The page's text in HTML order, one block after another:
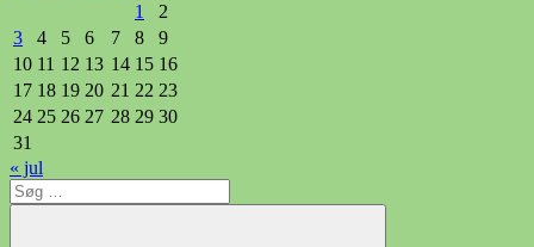
1
2
3
4 5 6 7 8
9
10 11 12 13 14 15 16
17 18 19 20 21 22 23
24 25 26 27 28 29 30
31
« jul
Søg
efter: